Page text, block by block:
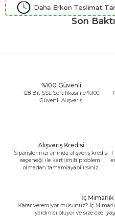
Daha Erken Teslimat
Son
%100 Güvenli
128 Bit SSL Sertifikası ile %100
Güvenli Alışveriş
Alışveriş Kredisi
Siparişlerinizi anında alışveriş kredisi
seçeneği ile kart limiti problemi
olmadan tamamlayabilirsiniz.
İç
Karar veremiyor musunuz? İç
yardımcı oluyor ve size özel